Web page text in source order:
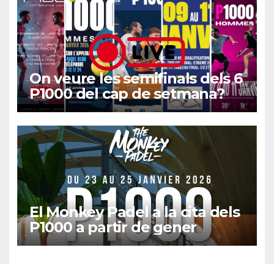
On veure les semifinals dels 6
P1000 del cap de setmana?
El Monkey Padel a la cita dels
P1000 a partir de gener